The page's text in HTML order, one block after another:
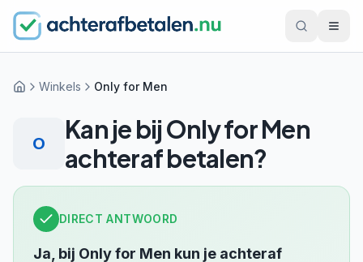
HomeWinkels Only for Men
O Kan je bijOnly for Men
achteraf betalen?
DIRECT ANTWOORD
Ja, bij Only for Men kun je achteraf